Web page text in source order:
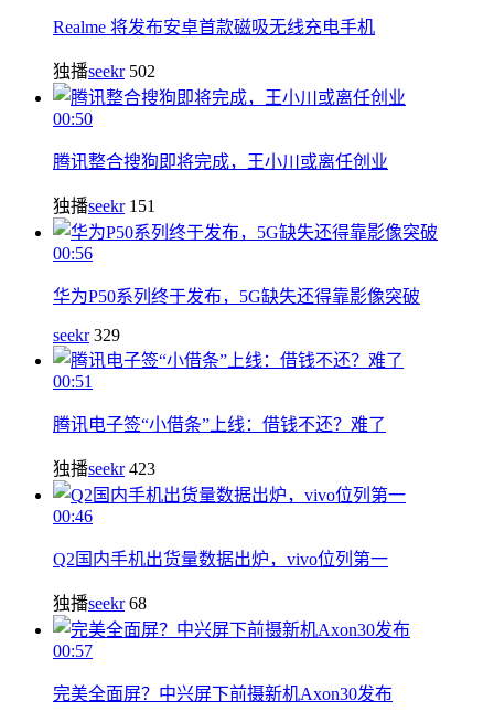
Realme 将发布安卓首款磁吸无线充电手机
独播seekr 502
00:50
腾讯整合搜狗即将完成，王小川或离任创业
独播seekr 151
00:56
华为P50系列终于发布，5G缺失还得靠影像突破
seekr 329
00:51
腾讯电子签“小借条”上线：借钱不还？难了
独播seekr 423
00:46
Q2国内手机出货量数据出炉，vivo位列第一
独播seekr 68
00:57
完美全面屏？中兴屏下前摄新机Axon30发布